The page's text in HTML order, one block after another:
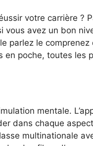
votre carrière ?
avez un bon
parlez le
poche, toutes les
mentale.
dans chaque
multinationale